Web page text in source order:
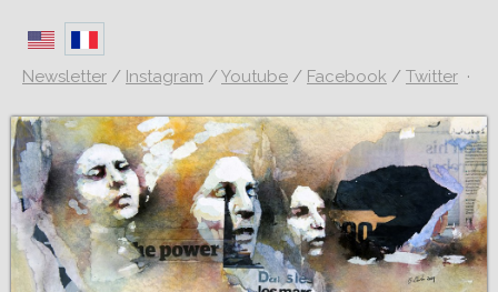
Newsletter / Instagram /Youtube / Facebook / Twitter ·